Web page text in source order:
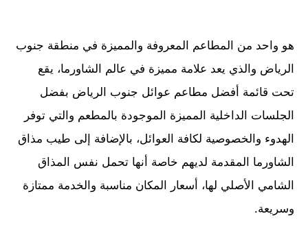
هو واحد من المطاعم المعروفة والمميزة في منطقة جنوب
الرياض والذي يعد علامة مميزة في عالم الشاورما، يقع
تحت قائمة أفضل مطاعم عوائل جنوب الرياض بفضل
الجلسات الداخلية المميزة الموجودة بالمطعم والتي توفر
الهدوء والخصوصية لكافة العوائل، بالإضافة إلى طيب مذاق
الشاورما المقدمة لديهم خاصة أنها تحمل نفس المذاق
الشامي الأصلي لها، أسعار المكان مناسبة والخدمة ممتازة
وسريعة.